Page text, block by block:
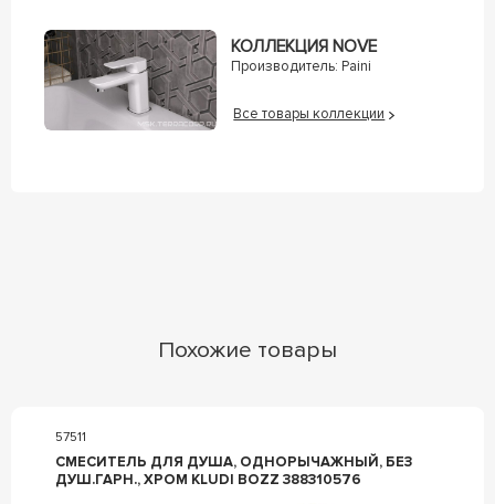
КОЛЛЕКЦИЯ NOVE
Производитель: Paini
Все товары коллекции
Похожие товары
57511
СМЕСИТЕЛЬ ДЛЯ ДУША, ОДНОРЫЧАЖНЫЙ, БЕЗ
ДУШ.ГАРН., ХРОМ KLUDI BOZZ 388310576